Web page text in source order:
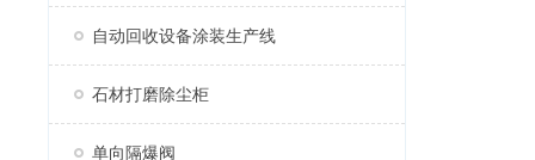
自动回收设备涂装生产线
石材打磨除尘柜
单向隔爆阀